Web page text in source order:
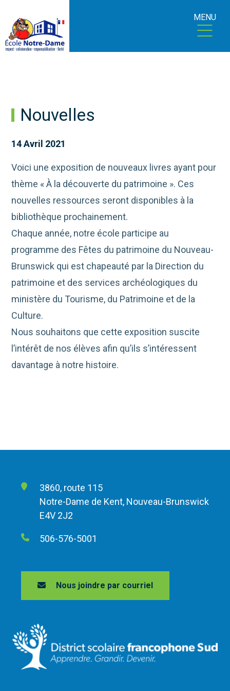
MENU
Nouvelles
14 Avril 2021
Voici une exposition de nouveaux livres ayant pour
thème « À la découverte du patrimoine ». Ces
nouvelles ressources seront disponibles à la
bibliothèque prochainement.
Chaque année, notre école participe au
programme des Fêtes du patrimoine du Nouveau-
Brunswick qui est chapeauté par la Direction du
patrimoine et des services archéologiques du
ministère du Tourisme, du Patrimoine et de la
Culture.
Nous souhaitons que cette exposition suscite
l’intérêt de nos élèves afin qu’ils s’intéressent
davantage à notre histoire.
3860, route 115
Notre-Dame de Kent, Nouveau-Brunswick
E4V 2J2
506-576-5001
Nous joindre par courriel